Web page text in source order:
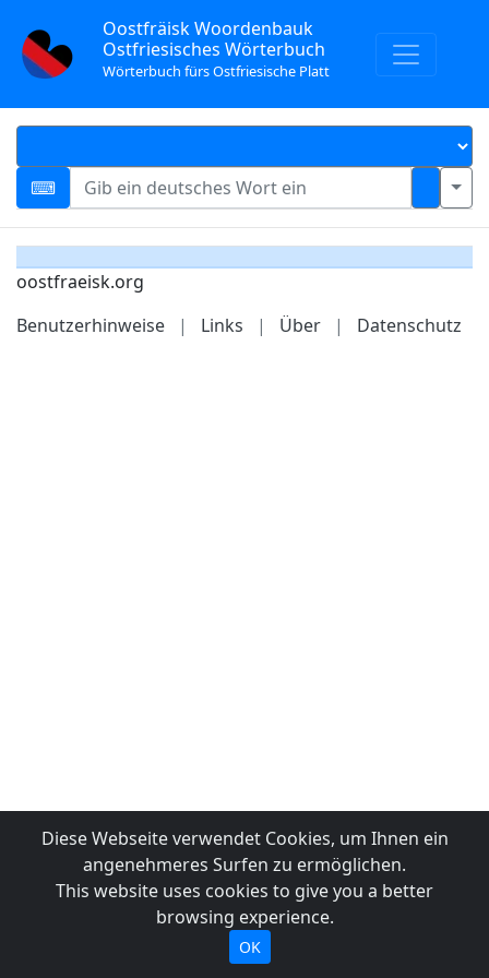
Oostfräisk Woordenbauk
Ostfriesisches Wörterbuch
Wörterbuch fürs Ostfriesische Platt
oostfraeisk.org
Benutzerhinweise
| Links | Über | Datenschutz
Diese Webseite verwendet Cookies, um Ihnen ein
angenehmeres Surfen zu ermöglichen.
This website uses cookies to give you a better
browsing experience.
OK